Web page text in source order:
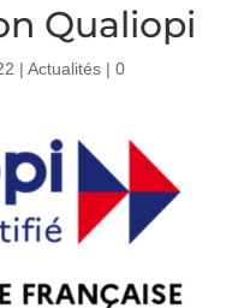
Qualiopi
| Actualités| 0